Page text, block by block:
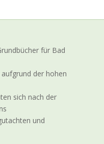
für Bad
der hohen
sich nach der
und